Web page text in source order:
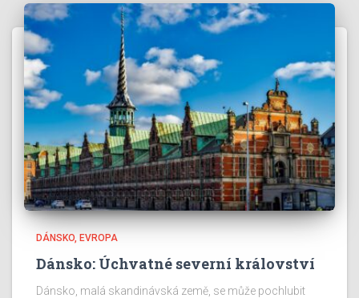
DÁNSKO EVROPA
Dánsko: Úchvatné severní království
Dánsko, malá skandinávská země, se může pochlubit